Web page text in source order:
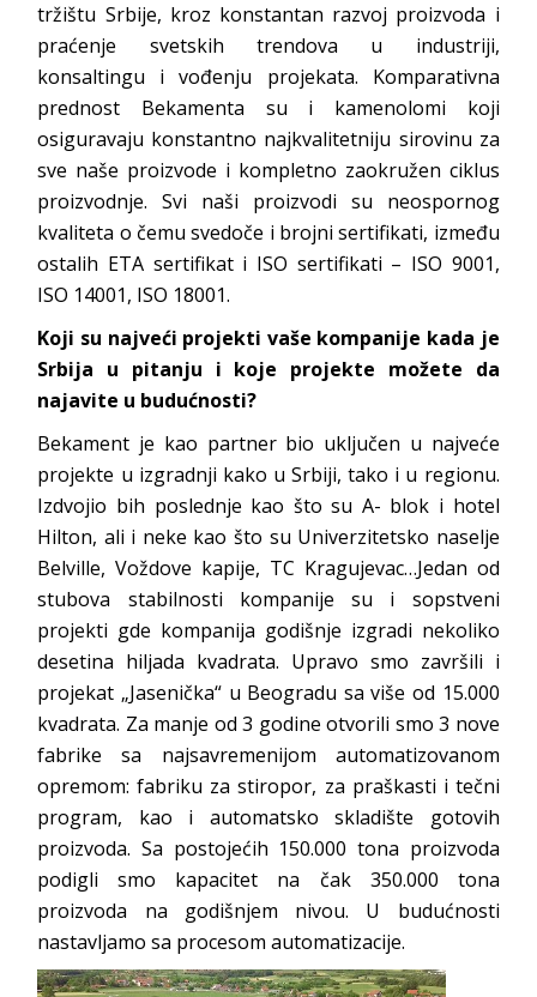
tržištu Srbije, kroz konstantan razvoj proizvoda i
praćenje svetskih trendova u industriji,
konsaltingu i vođenju projekata. Komparativna
prednost Bekamenta su i kamenolomi koji
osiguravaju konstantno najkvalitetniju sirovinu za
sve naše proizvode i kompletno zaokružen ciklus
proizvodnje. Svi naši proizvodi su neospornog
kvaliteta o čemu svedoče i brojni sertifikati, između
ostalih ETA sertifikat i ISO sertifikati – ISO 9001,
ISO 14001, ISO 18001.
Koji su najveći projekti vaše kompanije kada je
Srbija u pitanju i koje projekte možete da
najavite u budućnosti?
Bekament je kao partner bio uključen u najveće
projekte u izgradnji kako u Srbiji, tako i u regionu.
Izdvojio bih poslednje kao što su A- blok i hotel
Hilton, ali i neke kao što su Univerzitetsko naselje
Belville, Voždove kapije, TC Kragujevac…Jedan od
stubova stabilnosti kompanije su i sopstveni
projekti gde kompanija godišnje izgradi nekoliko
desetina hiljada kvadrata. Upravo smo završili i
projekat „Jasenička“ u Beogradu sa više od 15.000
kvadrata. Za manje od 3 godine otvorili smo 3 nove
fabrike sa najsavremenijom automatizovanom
opremom: fabriku za stiropor, za praškasti i tečni
program, kao i automatsko skladište gotovih
proizvoda. Sa postojećih 150.000 tona proizvoda
podigli smo kapacitet na čak 350.000 tona
proizvoda na godišnjem nivou. U budućnosti
nastavljamo sa procesom automatizacije.